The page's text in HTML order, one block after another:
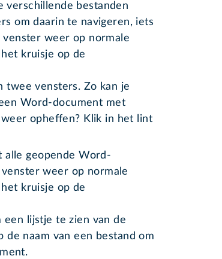
verschillende bestanden
om daarin te navigeren, iets
weer op normale
kruisje op de
twee vensters. Zo kan je
Word-document met
opheffen? Klik in het lint
alle geopende Word-
weer op normale
kruisje op de
een lijstje te zien van de
naam van een bestand om